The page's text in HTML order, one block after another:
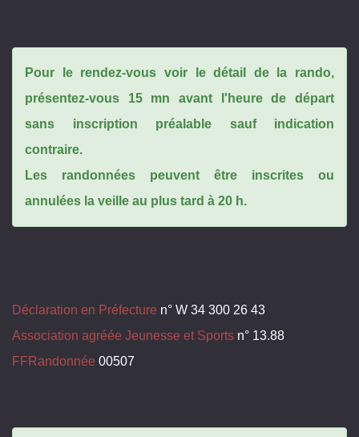
Pour le rendez-vous voir le détail de la rando,
présentez-vous 15 mn avant l'heure de départ
sans inscription préalable sauf indication
contraire.
Les randonnées peuvent être inscrites ou
annulées la veille au plus tard à 20 h.
Déclaration en Préfecture n° W 34 300 26 43
Association agréée Jeunesse et Sports n° 13.88
FFRandonnée 00507